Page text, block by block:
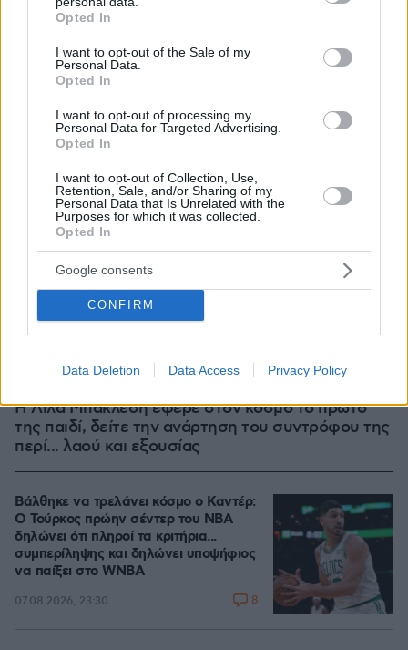
grant or deny consent to Google and its third-party tags to
use your data for below specified purposes in below Google
consent section.
Opted In
I want to opt-out of the Sale of my
Personal Data.
Opted In
I want to opt-out of processing my
Personal Data for Targeted Advertising.
Opted In
I want to opt-out of Collection, Use,
Retention, Sale, and/or Sharing of my
Personal Data that Is Unrelated with the
Purposes for which it was collected.
Opted In
Google consents
CONFIRM
Data Deletion Data Access Privacy Policy
Η Λίλα Μπακλέση έφερε στον κόσμο το πρώτο
της παιδί, δείτε την ανάρτηση του συντρόφου της
περί... λαού και εξουσίας
Βάλθηκε να τρελάνει κόσμο ο Καντέρ:
Ο Τούρκος πρώην σέντερ του NBA
δηλώνει ότι πληροί τα κριτήρια...
συμπερίληψης και δηλώνει υποψήφιος
να παίξει στο WNBA
07.08.2026, 23:30 8